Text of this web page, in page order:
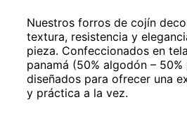
Nuestros forros de cojín
textura, resistencia y
pieza. Confeccionados en
panamá (50% algodón –
diseñados para ofrecer una
y práctica a la vez.